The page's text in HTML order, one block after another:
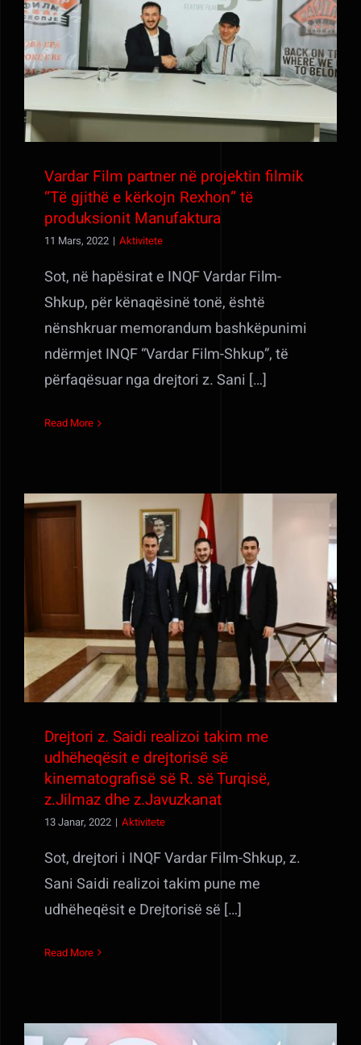
Vardar Film partner në projektin filmik “Të
gjithë e kërkojn Rexhon” të produksionit
Manufaktura
Vardar Film partner në projektin filmik
“Të gjithë e kërkojn Rexhon” të
produksionit Manufaktura
11 Mars, 2022 | Aktivitete
Sot, në hapësirat e INQF Vardar Film-
Shkup, për kënaqësinë tonë, është
nënshkruar memorandum bashkëpunimi
ndërmjet INQF “Vardar Film-Shkup”, të
përfaqësuar nga drejtori z. Sani […]
Read More
Drejtori z. Saidi realizoi takim me
udhëheqësit e drejtorisë së
kinematografisë së R. së Turqisë,
z.Jilmaz dhe z.Javuzkanat
Drejtori z. Saidi realizoi takim me
udhëheqësit e drejtorisë së
kinematografisë së R. së Turqisë,
z.Jilmaz dhe z.Javuzkanat
13 Janar, 2022 | Aktivitete
Sot, drejtori i INQF Vardar Film-Shkup, z.
Sani Saidi realizoi takim pune me
udhëheqësit e Drejtorisë së […]
Read More